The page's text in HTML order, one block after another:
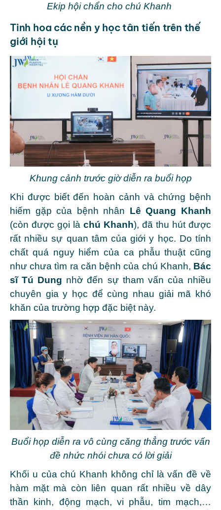
Ekip hội chẩn cho chú Khanh
Tinh hoa các nền y học tân tiến trên thế
giới hội tụ
Khung cảnh trước giờ diễn ra buổi họp
Khi được biết đến hoàn cảnh và chứng bệnh
hiếm gặp của bệnh nhân Lê Quang Khanh
(còn được gọi là chú Khanh), đã thu hút được
rất nhiều sự quan tâm của giới y học. Do tính
chất quá nguy hiểm của ca phẫu thuật cũng
như chưa tìm ra căn bệnh của chú Khanh, Bác
sĩ Tú Dung nhờ đến sự tham vấn của nhiều
chuyên gia y học để cùng nhau giải mã khó
khăn của trường hợp đặc biệt này.
Buổi họp diễn ra vô cùng căng thẳng trước vấn
đề nhức nhói chưa có lời giải
Khối u của chú Khanh không chỉ là vấn đề về
hàm mặt mà còn liên quan rất nhiều về dây
thần kinh, động mạch, vi phẫu, tim mạch,…